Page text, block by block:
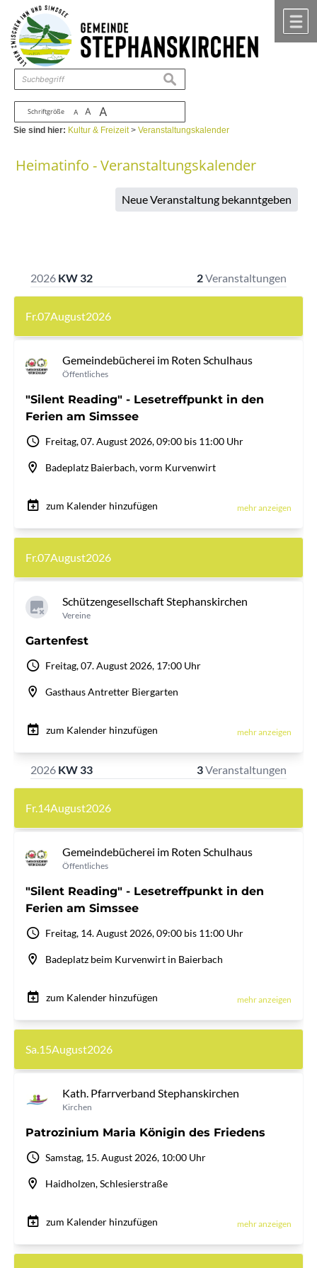
Zum Inhalt ,zur Navigation
Schriftgröße A A A
suchen
Sie sind hier: Kultur & Freizeit>Veranstaltungskalender
Heimatinfo - Veranstaltungskalender